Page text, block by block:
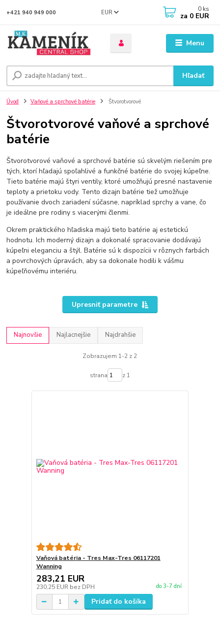
Menu
EUR
Hľadať
+421 940 949 000 0 ks
za 0 EUR
Úvod Vaňové a sprchové batérie Štvorotvorové
Štvorotvorové vaňové a sprchové
batérie
Štvorotvorové vaňové a sprchové batérie sú skvelým riešením pre
tých, ktorí hľadajú spoľahlivé a funkčné batérie do svojej kúpeľne.
Tieto batérie majú štyri ventily, ktoré umožňujú presné nastavenie
teploty a prietoku vody. Tento dizajn batérie tiež umožňuje
používanie dvoch zariadení súčasne, napríklad sprchy a vane, čo
je ideálne pre rodiny s viacerými členmi.
Okrem praktického hľadiska majú tieto batérie aj estetickú
hodnotu. Ich moderný dizajn a dokonalé spracovanie dodávajú
kúpeľni eleganciu a štýl. Batérie sú k dispozícii v rôznych farbách
a povrchových úpravách, aby sa dokonale hodili k vášmu
kúpeľňovému interiéru.
Upresniť parametre
Najnovšie Najlacnejšie Najdrahšie
Zobrazujem 1-2 z 2
strana z 1
Vaňová batéria - Tres Max-Tres 06117201
Wanning
283,21 EUR
230,25 EUR bez DPH do 3-7 dní
Pridať do košíka